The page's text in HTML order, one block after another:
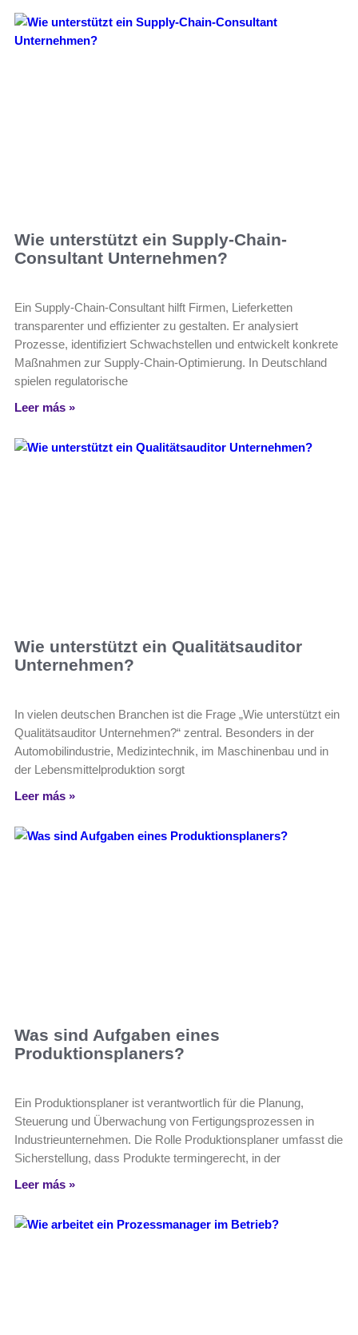
Wie unterstützt ein Supply-Chain-
Consultant Unternehmen?
Ein Supply-Chain-Consultant hilft Firmen, Lieferketten
transparenter und effizienter zu gestalten. Er analysiert
Prozesse, identifiziert Schwachstellen und entwickelt konkrete
Maßnahmen zur Supply-Chain-Optimierung. In Deutschland
spielen regulatorische
Leer más »
Wie unterstützt ein Qualitätsauditor
Unternehmen?
In vielen deutschen Branchen ist die Frage „Wie unterstützt ein
Qualitätsauditor Unternehmen?“ zentral. Besonders in der
Automobilindustrie, Medizintechnik, im Maschinenbau und in
der Lebensmittelproduktion sorgt
Leer más »
Was sind Aufgaben eines
Produktionsplaners?
Ein Produktionsplaner ist verantwortlich für die Planung,
Steuerung und Überwachung von Fertigungsprozessen in
Industrieunternehmen. Die Rolle Produktionsplaner umfasst die
Sicherstellung, dass Produkte termingerecht, in der
Leer más »